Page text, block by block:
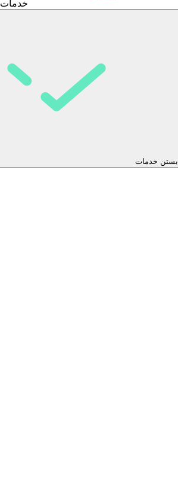
خدمات
بستن خدمات